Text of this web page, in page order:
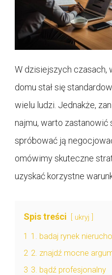
W dzisiejszych czasach,
domu stał się
wielu ludzi. Jednakże,
najmu, warto zastanowić
spróbować ją
omówimy skuteczne
uzyskać korzystne
Spis treści ukryj
1 1. badaj rynek
2 2. znajdź mocne
3 3. bądź profesjonalny